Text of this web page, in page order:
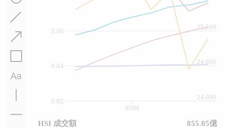
0.02
0.04
0.06
24,000
24,600
25,200
03/08
HSI 成交額 855.05億